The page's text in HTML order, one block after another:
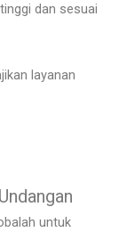
dan sesuai
layanan
untuk